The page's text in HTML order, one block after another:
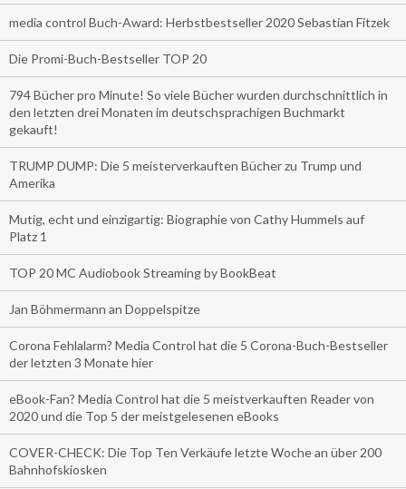
media control Buch-Award: Herbstbestseller 2020 Sebastian Fitzek
Die Promi-Buch-Bestseller TOP 20
794 Bücher pro Minute! So viele Bücher wurden durchschnittlich in
den letzten drei Monaten im deutschsprachigen Buchmarkt
gekauft!
TRUMP DUMP: Die 5 meisterverkauften Bücher zu Trump und
Amerika
Mutig, echt und einzigartig: Biographie von Cathy Hummels auf
Platz 1
TOP 20 MC Audiobook Streaming by BookBeat
Jan Böhmermann an Doppelspitze
Corona Fehlalarm? Media Control hat die 5 Corona-Buch-Bestseller
der letzten 3 Monate hier
eBook-Fan? Media Control hat die 5 meistverkauften Reader von
2020 und die Top 5 der meistgelesenen eBooks
COVER-CHECK: Die Top Ten Verkäufe letzte Woche an über 200
Bahnhofskiosken